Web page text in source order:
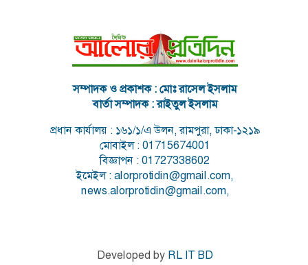
সম্পাদক ও প্রকাশক : মোঃ রাসেল ইসলাম
বার্তা সম্পাদক : রাইতুল ইসলাম
প্রধান কার্যালয় : ১৬১/১/এ উলন, রামপুরা, ঢাকা-১২১৯
মোবাইল : 01715674001
বিজ্ঞাপন : 01727338602
ইমেইল : alorprotidin@gmail.com,
news.alorprotidin@gmail.com,
Developed by RL IT BD